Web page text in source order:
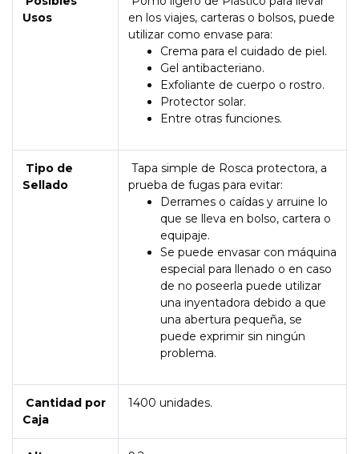
Usos
en los viajes, carteras o bolsos, puede
utilizar como envase para:
Crema para el cuidado de piel.
Gel antibacteriano.
Exfoliante de cuerpo o rostro.
Protector solar.
Entre otras funciones.
Tipo de
Sellado
Tapa simple de Rosca protectora, a
prueba de fugas para evitar:
Derrames o caídas y arruine lo
que se lleva en bolso, cartera o
equipaje.
Se puede envasar con máquina
especial para llenado o en caso
de no poseerla puede utilizar
una inyentadora debido a que
una abertura pequeña, se
puede exprimir sin ningún
problema.
Cantidad por
Caja
1400 unidades.